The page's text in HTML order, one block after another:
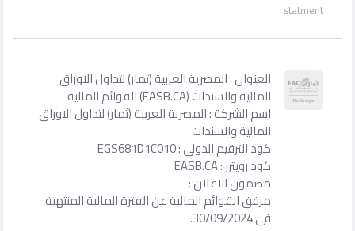
statment
العنوان : المصرية العربية (ثمار) لتداول الاوراق
المالية والسندات (EASB.CA) القوائم المالية
اسم الشركة : المصرية العربية (ثمار) لتداول الاوراق
المالية والسندات
كود الترقيم الدولي : EGS681D1C010
كود رويترز : EASB.CA
مضمون الاعلان :
مرفق القوائم المالية عن الفترة المالية المنتهية
فى 30/09/2024.